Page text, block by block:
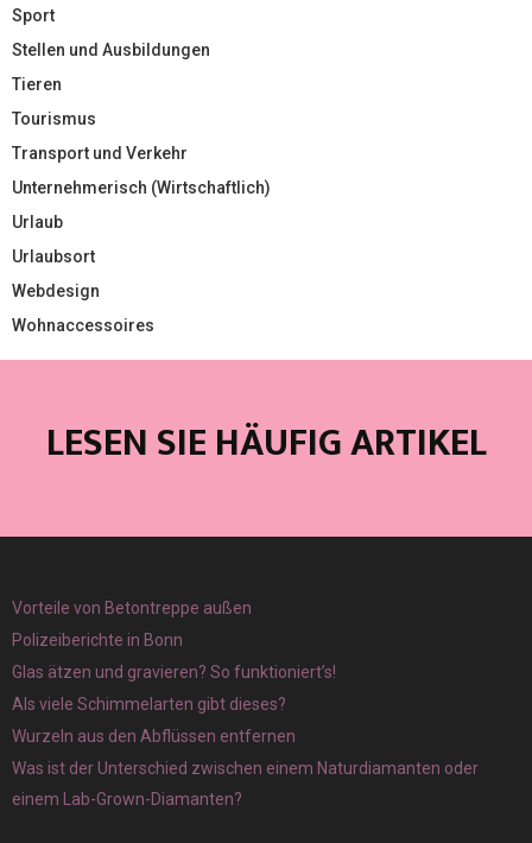
Sport
Stellen und Ausbildungen
Tieren
Tourismus
Transport und Verkehr
Unternehmerisch (Wirtschaftlich)
Urlaub
Urlaubsort
Webdesign
Wohnaccessoires
LESEN SIE HÄUFIG ARTIKEL
Vorteile von Betontreppe außen
Polizeiberichte in Bonn
Glas ätzen und gravieren? So funktioniert’s!
Als viele Schimmelarten gibt dieses?
Wurzeln aus den Abflüssen entfernen
Was ist der Unterschied zwischen einem Naturdiamanten oder
einem Lab-Grown-Diamanten?